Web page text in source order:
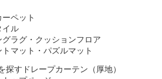
ペット
イル
グラグ・クッションフロア
トマット・パズルマット
ドレープカーテン（厚地）